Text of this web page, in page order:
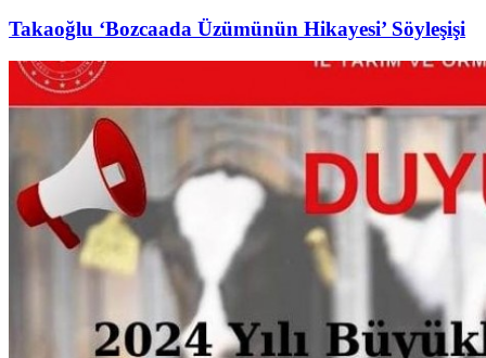
Takaoğlu ‘Bozcaada Üzümünün Hikayesi’ Söyleşişi